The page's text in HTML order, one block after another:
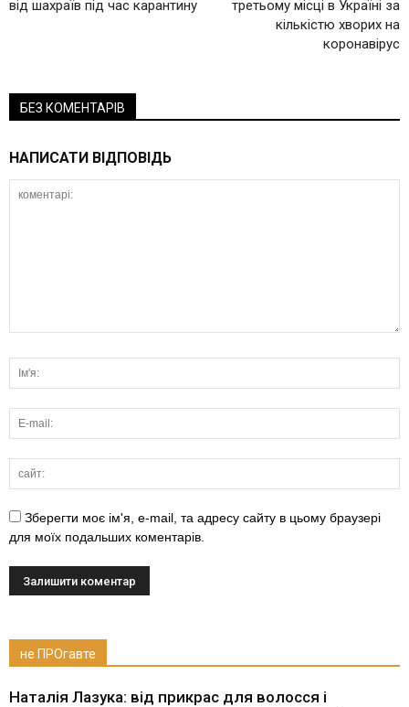
від шахраїв під час карантину
третьому місці в Україні за
кількістю хворих на
коронавірус
БЕЗ КОМЕНТАРІВ
НАПИСАТИ ВІДПОВІДЬ
Зберегти моє ім'я, e-mail, та адресу сайту в цьому браузері
для моїх подальших коментарів.
не ПРОгавте
Наталія Лазука: від прикрас для волосся і